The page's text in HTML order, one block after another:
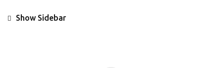
Show Sidebar